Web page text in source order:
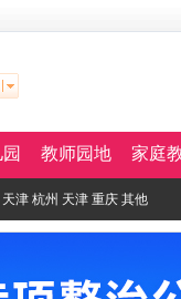
教师园地 家庭
天津 杭州 天津 重庆 其他